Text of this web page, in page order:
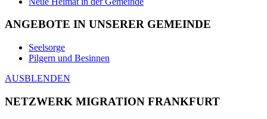
ANGEBOTE IN UNSERER GEMEINDE
Seelsorge
Pilgern und Besinnen
AUSBLENDEN
NETZWERK MIGRATION FRANKFURT